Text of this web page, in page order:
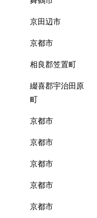
京田辺市
京都市
相良郡笠置町
綴喜郡宇治田原
町
京都市
京都市
京都市
京都市
京都市